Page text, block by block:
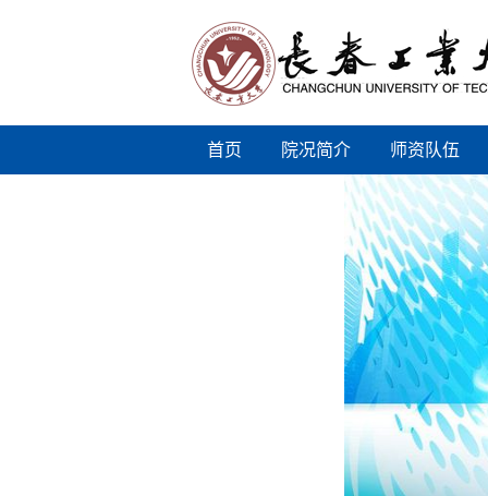
首页 院况简介 师资队伍